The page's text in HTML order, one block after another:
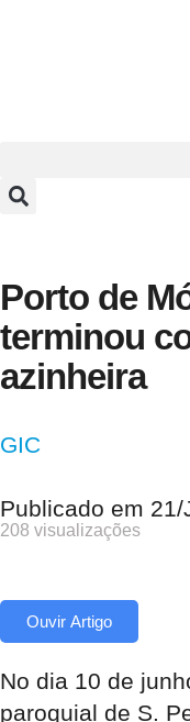
Porto de
terminou
azinheira
GIC
Publicado em 21/
208 visualizações
Ouvir Artigo
No dia 10 de
paroquial de S.